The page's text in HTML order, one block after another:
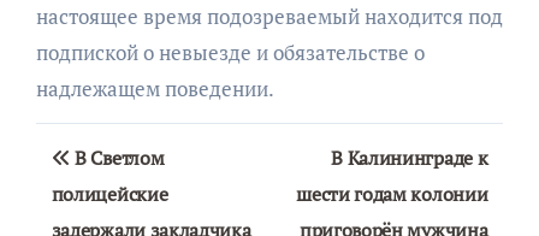
настоящее время подозреваемый находится под
подпиской о невыезде и обязательстве о
надлежащем поведении.
Навигация
по
В Светлом
полицейские
задержали закладчика
В Калининграде к
шести годам колонии
приговорён мужчина